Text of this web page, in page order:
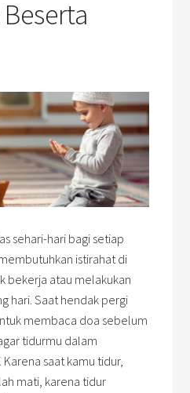
sehari-hari bagi setiap
istirahat di
bekerja atau melakukan
hari. Saat hendak pergi
membaca doa sebelum
tidurmu dalam
saat kamu tidur,
mati, karena tidur